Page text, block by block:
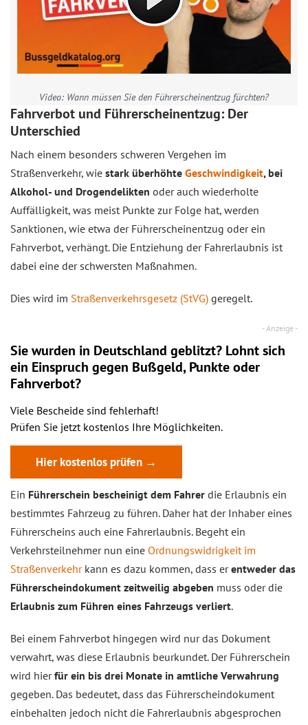
Video: Wann müssen Sie den Führerscheinentzug fürchten?
Fahrverbot und Führerscheinentzug: Der
Unterschied
Nach einem besonders schweren Vergehen im
Straßenverkehr, wie stark überhöhte Geschwindigkeit, bei
Alkohol- und Drogendelikten oder auch wiederholte
Auffälligkeit, was meist Punkte zur Folge hat, werden
Sanktionen, wie etwa der Führerscheinentzug oder ein
Fahrverbot, verhängt. Die Entziehung der Fahrerlaubnis ist
dabei eine der schwersten Maßnahmen.
Dies wird im Straßenverkehrsgesetz (StVG) geregelt.
Sie wurden in Deutschland geblitzt? Lohnt sich
ein Einspruch gegen Bußgeld, Punkte oder
Fahrverbot?
Viele Bescheide sind fehlerhaft!
Prüfen Sie jetzt kostenlos Ihre Möglichkeiten.
Hier kostenlos prüfen →
Ein Führerschein bescheinigt dem Fahrer die Erlaubnis ein
bestimmtes Fahrzeug zu führen. Daher hat der Inhaber eines
Führerscheins auch eine Fahrerlaubnis. Begeht ein
Verkehrsteilnehmer nun eine Ordnungswidrigkeit im
Straßenverkehrkann es dazu kommen, dass erentweder das
Führerscheindokument zeitweilig abgeben muss oder die
Erlaubnis zum Führen eines Fahrzeugs verliert.
Bei einem Fahrverbot hingegen wird nur das Dokument
verwahrt, was diese Erlaubnis beurkundet. Der Führerschein
wird hierfür ein bis drei Monate in amtliche Verwahrung
gegeben. Das bedeutet, dass das Führerscheindokument
einbehalten jedoch nicht die Fahrerlaubnis abgesprochen